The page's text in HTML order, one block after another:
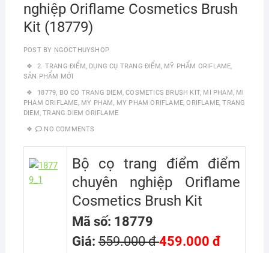
nghiệp Oriflame Cosmetics Brush
Kit (18779)
POST BY NGOCTHUYSHOP
2. TRANG ĐIỂM, DỤNG CỤ TRANG ĐIỂM, MỸ PHẨM ORIFLAME,
SẢN PHẨM MỚI
18779, BO CO TRANG DIEM,COSMETICS BRUSH KIT, MI PHAM, MI
PHAM ORIFLAME, MY PHAM, MY PHAM ORIFLAME,ORIFLAME,TRANG
DIEM,TRANG DIEM ORIFLAME
NO COMMENTS
Bộ cọ trang điểm điểm
chuyên nghiệp Oriflame
Cosmetics Brush Kit
Mã số: 18779
Giá: 559.000 đ459.000 đ